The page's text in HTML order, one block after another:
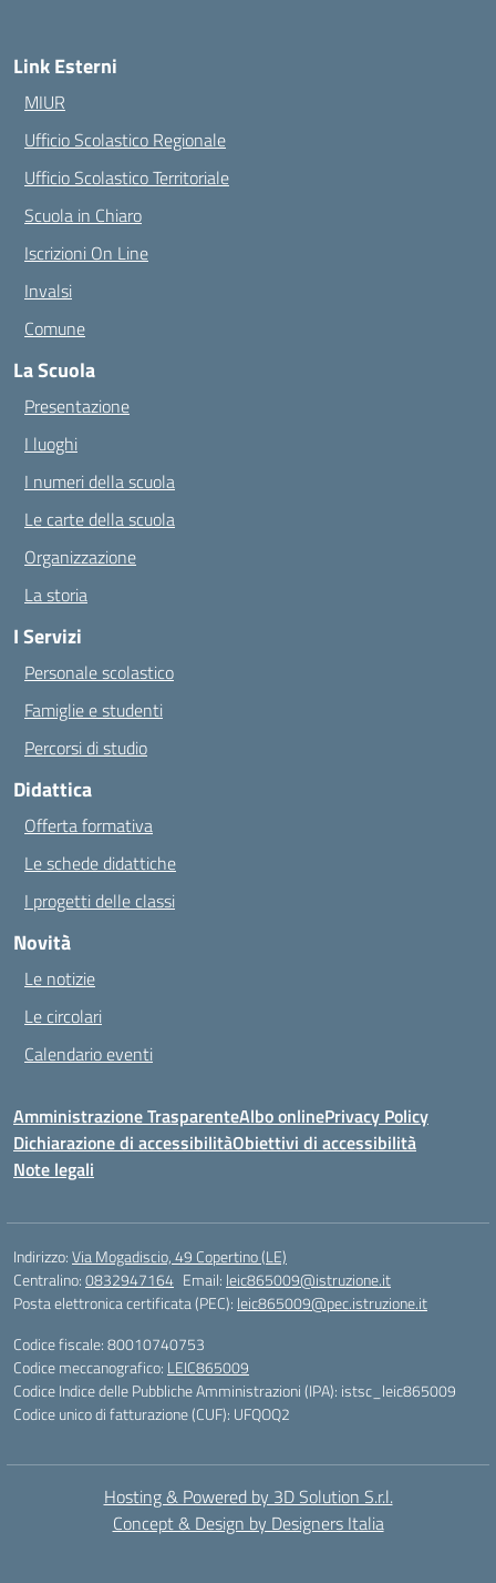
Link Esterni
MIUR
Ufficio Scolastico Regionale
Ufficio Scolastico Territoriale
Scuola in Chiaro
Iscrizioni On Line
Invalsi
Comune
La Scuola
Presentazione
I luoghi
I numeri della scuola
Le carte della scuola
Organizzazione
La storia
I Servizi
Personale scolastico
Famiglie e studenti
Percorsi di studio
Didattica
Offerta formativa
Le schede didattiche
I progetti delle classi
Novità
Le notizie
Le circolari
Calendario eventi
Amministrazione TrasparenteAlbo onlinePrivacy Policy
Dichiarazione di accessibilitàObiettivi di accessibilità
Note legali
Indirizzo:Via Mogadiscio, 49 Copertino (LE)
Centralino:0832947164 Email: leic865009@istruzione.it
Posta elettronica certificata (PEC): leic865009@pec.istruzione.it
Codice fiscale: 80010740753
Codice meccanografico: LEIC865009
Codice Indice delle Pubbliche Amministrazioni (IPA): istsc_leic865009
Codice unico di fatturazione (CUF): UFQOQ2
Hosting & Powered by 3D Solution S.r.l.
Concept & Design by Designers Italia